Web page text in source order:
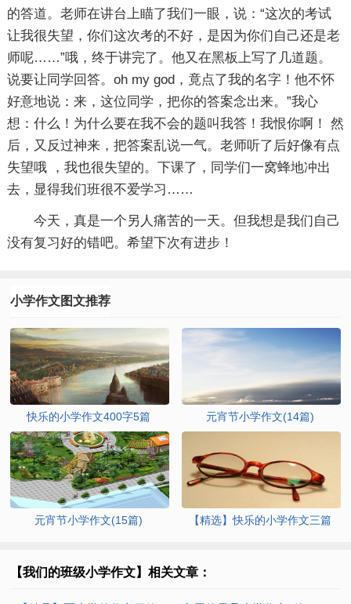
的答道。老师在讲台上瞄了我们一眼，说：“这次的考试
让我很失望，你们这次考的不好，是因为你们自己还是老
师呢……”哦，终于讲完了。他又在黑板上写了几道题。
说要让同学回答。oh my god，竟点了我的名字！他不怀
好意地说：来，这位同学，把你的答案念出来。”我心
想：什么！为什么要在我不会的题叫我答！我恨你啊！ 然
后，又反过神来，把答案乱说一气。老师听了后好像有点
失望哦 ，我也很失望的。下课了，同学们一窝蜂地冲出
去，显得我们班很不爱学习……
今天，真是一个另人痛苦的一天。但我想是我们自己
没有复习好的错吧。希望下次有进步！
小学作文图文推荐
快乐的小学作文400字5篇 元宵节小学作文(14篇)
元宵节小学作文(15篇) 【精选】快乐的小学作文三篇
【我们的班级小学作文】相关文章：